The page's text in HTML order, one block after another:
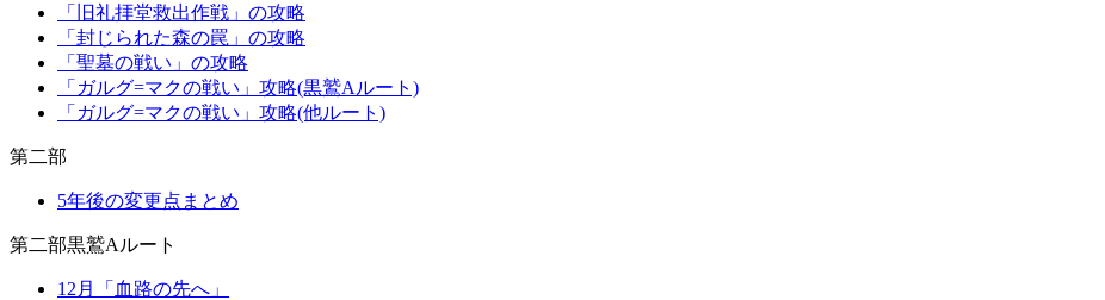
「旧礼拝堂救出作戦」の攻略
「封じられた森の罠」の攻略
「聖墓の戦い」の攻略
「ガルグ=マクの戦い」攻略(黒鷲Aルート)
「ガルグ=マクの戦い」攻略(他ルート)
第二部
5年後の変更点まとめ
第二部黒鷲Aルート
12月「血路の先へ」